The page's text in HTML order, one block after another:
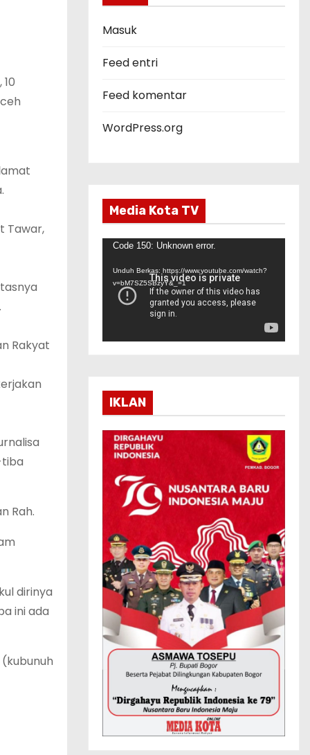
Tawar,
Rakyat
tiba
Rah.
dirinya
ini ada
o
r
Masuk
Feed entri
Feed komentar
WordPress.org
Media Kota TV
a
d
Code 150: Unknown error.
Unduh Berkas: https://www.youtube.com/watch?
v=bM7SZ5SBzyY&_=1
IKLAN